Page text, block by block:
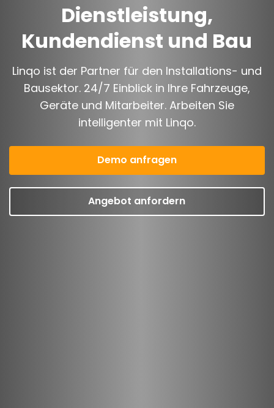
Dienstleistung,
Kundendienst und Bau
Linqo ist der Partner für den Installations- und
Bausektor. 24/7 Einblick in Ihre Fahrzeuge,
Geräte und Mitarbeiter. Arbeiten Sie
intelligenter mit Linqo.
Demo anfragen
Angebot anfordern
Greita rekomendacija
= nemokamas mėnuo
su LINQO